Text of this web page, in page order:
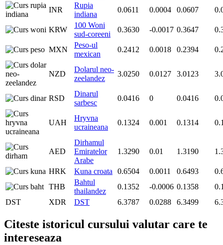
INR
Rupia
indiana
0.0611 0.0004 0.0607
KRW
100 Woni
sud-coreeni
0.3630 -0.0017 0.3647
MXN
Peso-ul
mexican
0.2412 0.0018 0.2394
NZD
Dolarul neo-
zeelandez
3.0250 0.0127 3.0123
RSD
Dinarul
sarbesc
0.0416 0 0.0416
UAH
Hryvna
ucraineana
0.1324 0.001 0.1314
AED
Dirhamul
Emiratelor
Arabe
1.3290 0.01 1.3190
HRK Kuna croata 0.6504 0.0011 0.6493
THB
Bahtul
thailandez
0.1352 -0.0006 0.1358
DST
XDR DST 6.3787 0.0288 6.3499
Citeste istoricul cursului valutar care te
intereseaza